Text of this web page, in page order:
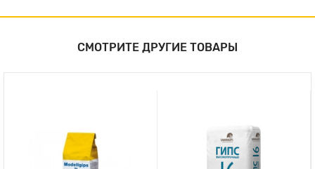
СМОТРИТЕ ДРУГИЕ ТОВАРЫ